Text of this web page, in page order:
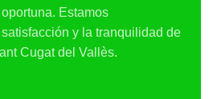
Estamos
y la tranquilidad de
Cugat del Vallès.